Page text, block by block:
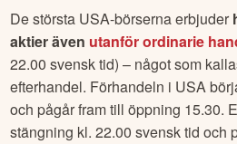
De största USA-börserna erbjuder
aktier även utanför ordinarie
22.00 svensk tid) – något som
efterhandel. Förhandeln i USA
och pågår fram till öppning 15.30.
stängning kl. 22.00 svensk tid och